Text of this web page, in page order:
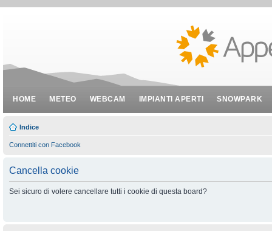
HOME METEO WEBCAM IMPIANTI APERTI SNOWPARK
Indice
Connettiti con Facebook
Cancella cookie
Sei sicuro di volere cancellare tutti i cookie di questa board?